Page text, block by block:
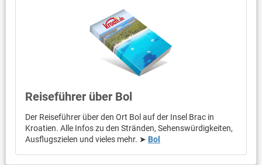
Reiseführer über Bol
Der Reiseführer über den Ort Bol auf der Insel Brac in
Kroatien. Alle Infos zu den Stränden, Sehenswürdigkeiten,
Ausflugszielen und vieles mehr. ➤ Bol